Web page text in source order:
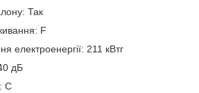
Так
F
електроенергії: 211 кВтг
дБ
C